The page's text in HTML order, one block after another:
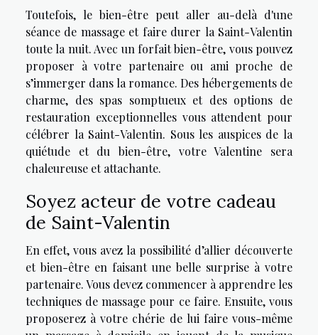
Toutefois, le bien-être peut aller au-delà d'une
séance de massage et faire durer la Saint-Valentin
toute la nuit. Avec un forfait bien-être, vous pouvez
proposer à votre partenaire ou ami proche de
s’immerger dans la romance. Des hébergements de
charme, des spas somptueux et des options de
restauration exceptionnelles vous attendent pour
célébrer la Saint-Valentin. Sous les auspices de la
quiétude et du bien-être, votre Valentine sera
chaleureuse et attachante.
Soyez acteur de votre cadeau
de Saint-Valentin
En effet, vous avez la possibilité d’allier découverte
et bien-être en faisant une belle surprise à votre
partenaire. Vous devez commencer à apprendre les
techniques de massage pour ce faire. Ensuite, vous
proposerez à votre chérie de lui faire vous-même